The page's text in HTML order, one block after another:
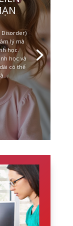
Disorder)
lý mà
học.
học và
có thể